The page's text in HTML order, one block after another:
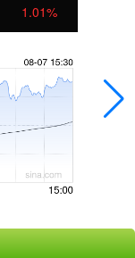
1.01%